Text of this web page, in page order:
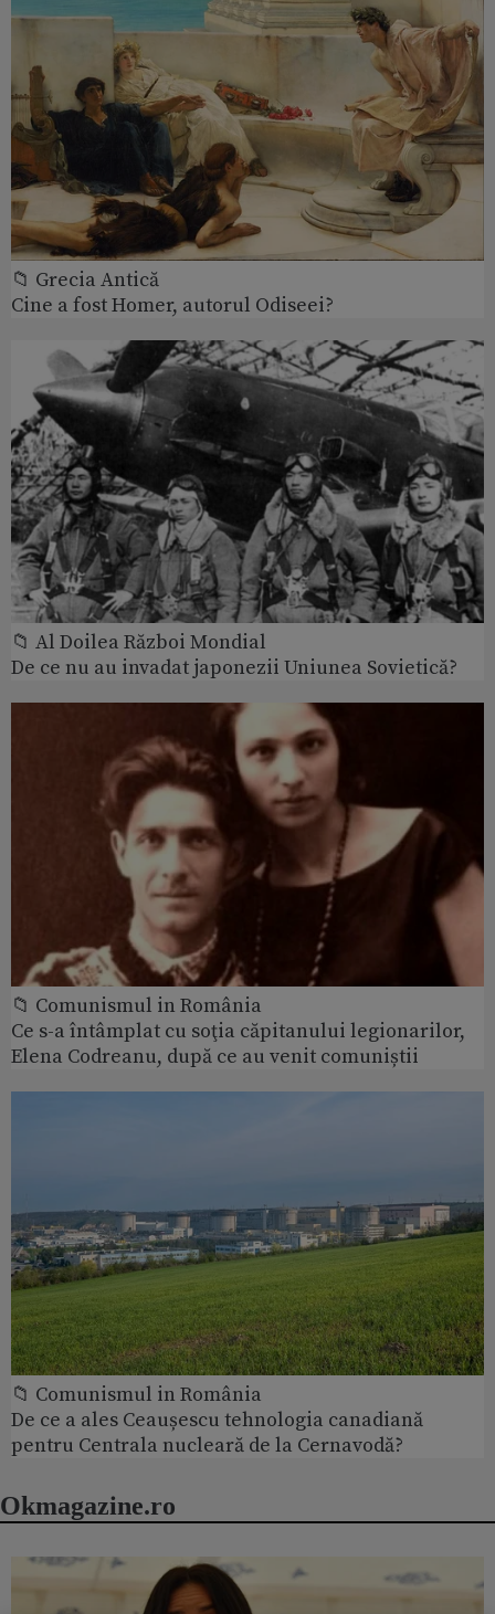
📁 Grecia Antică
Cine a fost Homer, autorul Odiseei?
📁 Al Doilea Război Mondial
De ce nu au invadat japonezii Uniunea Sovietică?
📁 Comunismul in România
Ce s-a întâmplat cu soţia căpitanului legionarilor,
Elena Codreanu, după ce au venit comuniștii
📁 Comunismul in România
De ce a ales Ceaușescu tehnologia canadiană
pentru Centrala nucleară de la Cernavodă?
Okmagazine.ro